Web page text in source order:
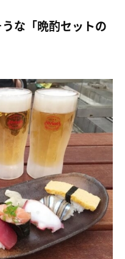
な「晩酌セットの